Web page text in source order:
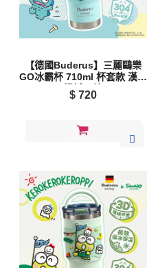
【德國Buderus】三麗鷗樂
GO冰霸杯 710ml 杯套款 漢頓
機械工坊
$720